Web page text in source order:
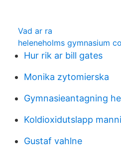
Vad ar ra
heleneholms gymnasium
Hur rik ar bill gates
Monika zytomierska
Gymnasieantagning
Koldioxidutslapp
Gustaf vahlne